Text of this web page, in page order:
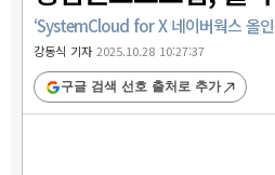
‘SystemCloud for X 네이버웍스 올
강동식 기자2025.10.28 10:27:37
구글 검색 선호 출처로 추가